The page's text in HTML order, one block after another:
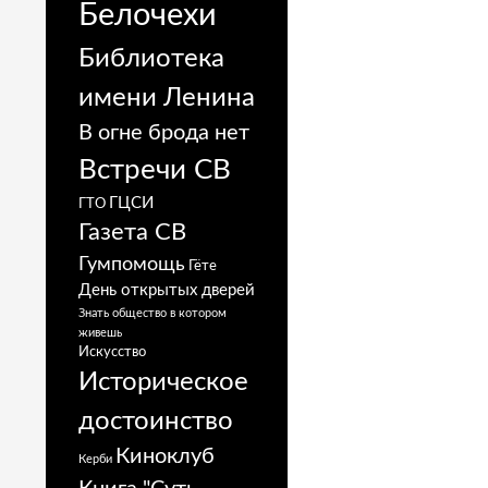
Белочехи
Библиотека
имени Ленина
В огне брода нет
Встречи СВ
ГТО ГЦСИ
Газета СВ
Гумпомощь Гёте
День открытых дверей
Знать общество в котором
живешь
Искусство
Историческое
достоинство
Керби Киноклуб